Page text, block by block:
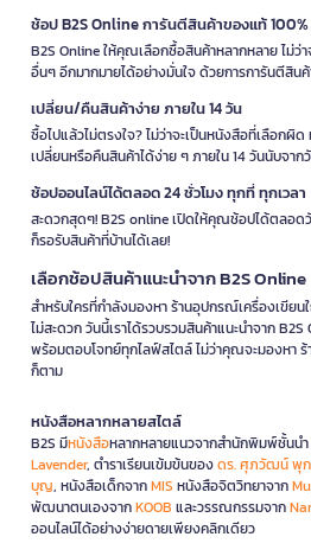
ช้อป B2S Online การันตีสินค้าของแท้ 100%
B2S Online ให้คุณเลือกซื้อสินค้าหลากหลาย ไม่ว่
อื่นๆ อีกมากมายได้อย่างมั่นใจ ด้วยการการันตีสิน
เปลี่ยน/คืนสินค้าง่าย ภายใน 14 วัน
ซื้อไปแล้วไม่ตรงใจ? ไม่ว่าจะเป็นหนังสือที่เลือก
เปลี่ยนหรือคืนสินค้าได้ง่าย ๆ ภายใน 14 วันนับจาก
ช้อปออนไลน์ได้ตลอด 24 ชั่วโมง ทุกที่ ทุกเวลา
สะดวกสุดๆ! B2S online เปิดให้คุณช้อปได้ตลอด
ก็รอรับสินค้าที่บ้านได้เลย!
เลือกช้อปสินค้าแนะนำจาก B2S Online
สำหรับใครที่กำลังมองหา ร้านอุปกรณ์เครื่องเขียน
ไม่สะดวก วันนี้เราได้รวบรวมสินค้าแนะนำจาก
พร้อมตอบโจทย์ทุกไลฟ์สไตล์ ไม่ว่าคุณจะมองหา
ก็ตาม
หนังสือหลากหลายสไตล์
B2S มีหนังสือหลากหลายแนวจากสำนักพิมพ์ชั้นนำ
Lavender, ตำราเรียนเข้มข้นของดร. ศุภวัฒน์ พุ
บุญ, หนังสือเด็กจากMIS หนังสือจิตวิทยาจาก
พัฒนาตนเองจากKOOB และวรรณกรรมจาก
ออนไลน์ได้อย่างง่ายดายเพียงคลิกเดียว